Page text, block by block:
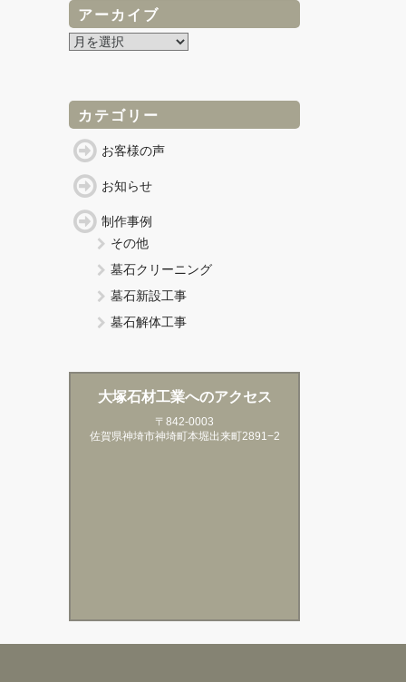
アーカイブ
ア
ブカテゴリー
お客様の声
お知らせ
制作事例
その他
墓石クリーニング
墓石新設工事
墓石解体工事
大塚石材工業へのアクセス
〒842-0003
佐賀県神埼市神埼町本堀出来町2891−2